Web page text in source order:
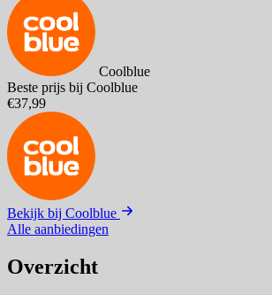
Coolblue
Beste prijs bij Coolblue
€37,99
Bekijk bij Coolblue
Alle aanbiedingen
Overzicht